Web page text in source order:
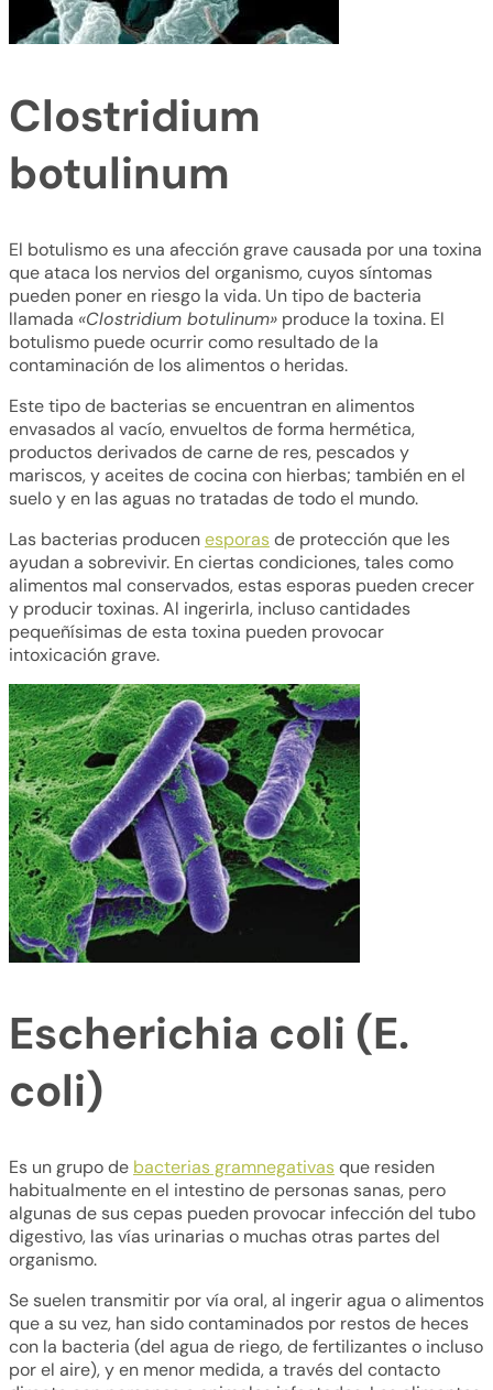
Clostridium
botulinum
El botulismo es una afección grave causada por una toxina
que ataca los nervios del organismo, cuyos síntomas
pueden poner en riesgo la vida. Un tipo de bacteria
llamada «Clostridium botulinum» produce la toxina. El
botulismo puede ocurrir como resultado de la
contaminación de los alimentos o heridas.
Este tipo de bacterias se encuentran en alimentos
envasados al vacío, envueltos de forma hermética,
productos derivados de carne de res, pescados y
mariscos, y aceites de cocina con hierbas; también en el
suelo y en las aguas no tratadas de todo el mundo.
Las bacterias producenesporasde protección que les
ayudan a sobrevivir. En ciertas condiciones, tales como
alimentos mal conservados, estas esporas pueden crecer
y producir toxinas. Al ingerirla, incluso cantidades
pequeñísimas de esta toxina pueden provocar
intoxicación grave.
Escherichia coli (E.
coli)
Es un grupo de bacterias gramnegativasque residen
habitualmente en el intestino de personas sanas, pero
algunas de sus cepas pueden provocar infección del tubo
digestivo, las vías urinarias o muchas otras partes del
organismo.
Se suelen transmitir por vía oral, al ingerir agua o alimentos
que a su vez, han sido contaminados por restos de heces
con la bacteria (del agua de riego, de fertilizantes o incluso
por el aire), y en menor medida, a través del contacto